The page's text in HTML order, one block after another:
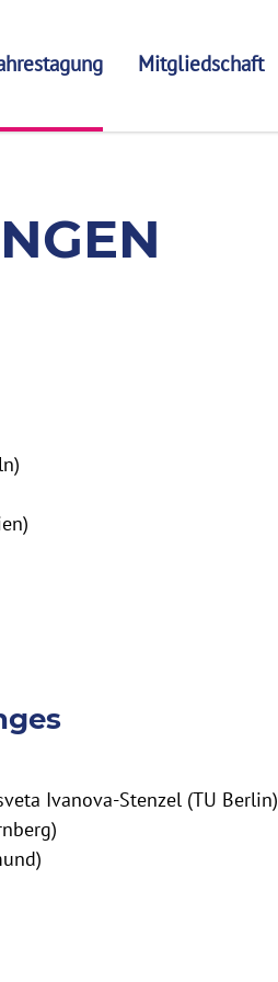
Mitgliedschaft
Ivanova-Stenzel (TU Berlin)